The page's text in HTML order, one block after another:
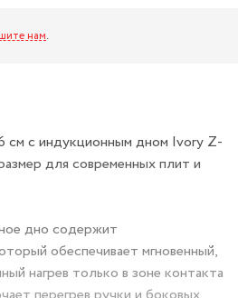
нам.
см с индукционным дном Ivory Z-
для современных плит и
дно содержит
обеспечивает мгновенный,
нагрев только в зоне контакта